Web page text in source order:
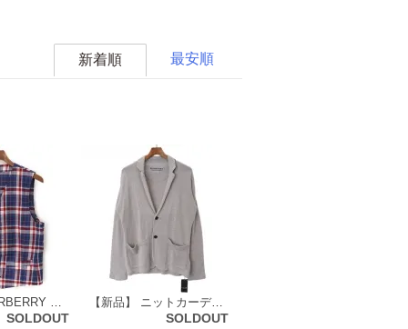
最安順
新着順
【新品】 BURBERRY BLACK LABEL バーバリーブラックレーベル メンズ ベスト ジレ [M] チェック柄 ブルー系 46827
SOLDOUT
【新品】 ニットカーディガン 2 バーバリーブラックレーベル 45999 BURBERRY BLACK LABEL グレー系 メンズ
SOLDOUT